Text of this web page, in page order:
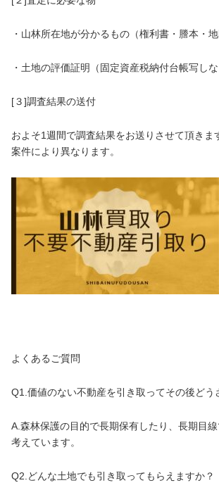
・山林所在地が分かるもの（権利書・謄本・地
・土地の評価証明（固定資産税納付台帳写しな
[３]​調査結果の送付
およそ1週間で調査結果をお送りさせて頂き
案件により異なります。
よくあるご質問
Q1.価値のない不動産を引き取ってその後どう
A.森林保護の目的で長期保有したり、長期目
考えています。
Q2.どんな土地でも引き取ってもらえますか？